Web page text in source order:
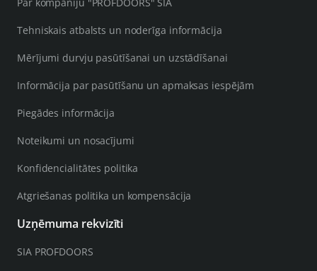
Tehniskais atbalsts un noderīga informācija
Mērījumi durvju pasūtīšanai un uzstādīšanai
Informācija par pasūtīšanu un apmaksas iespējām
Piegādes informācija
Noteikumi un nosacījumi
Konfidencialitātes politika
Atgriešanas politika un kompensācija
Uzņēmuma rekvizīti
SIA PROFDOORS